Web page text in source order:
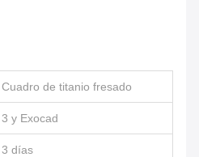
Cuadro de titanio fresado
3 y Exocad
3 días